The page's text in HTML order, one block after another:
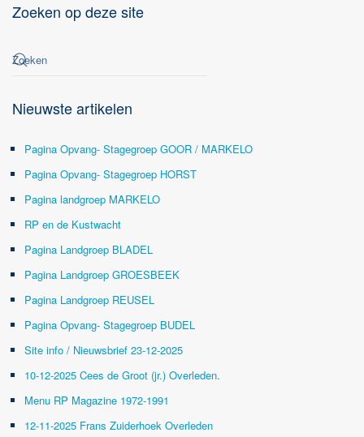
Zoeken op deze site
Nieuwste artikelen
Pagina Opvang- Stagegroep GOOR / MARKELO
Pagina Opvang- Stagegroep HORST
Pagina landgroep MARKELO
RP en de Kustwacht
Pagina Landgroep BLADEL
Pagina Landgroep GROESBEEK
Pagina Landgroep REUSEL
Pagina Opvang- Stagegroep BUDEL
Site info / Nieuwsbrief 23-12-2025
10-12-2025 Cees de Groot (jr.) Overleden.
Menu RP Magazine 1972-1991
12-11-2025 Frans Zuiderhoek Overleden